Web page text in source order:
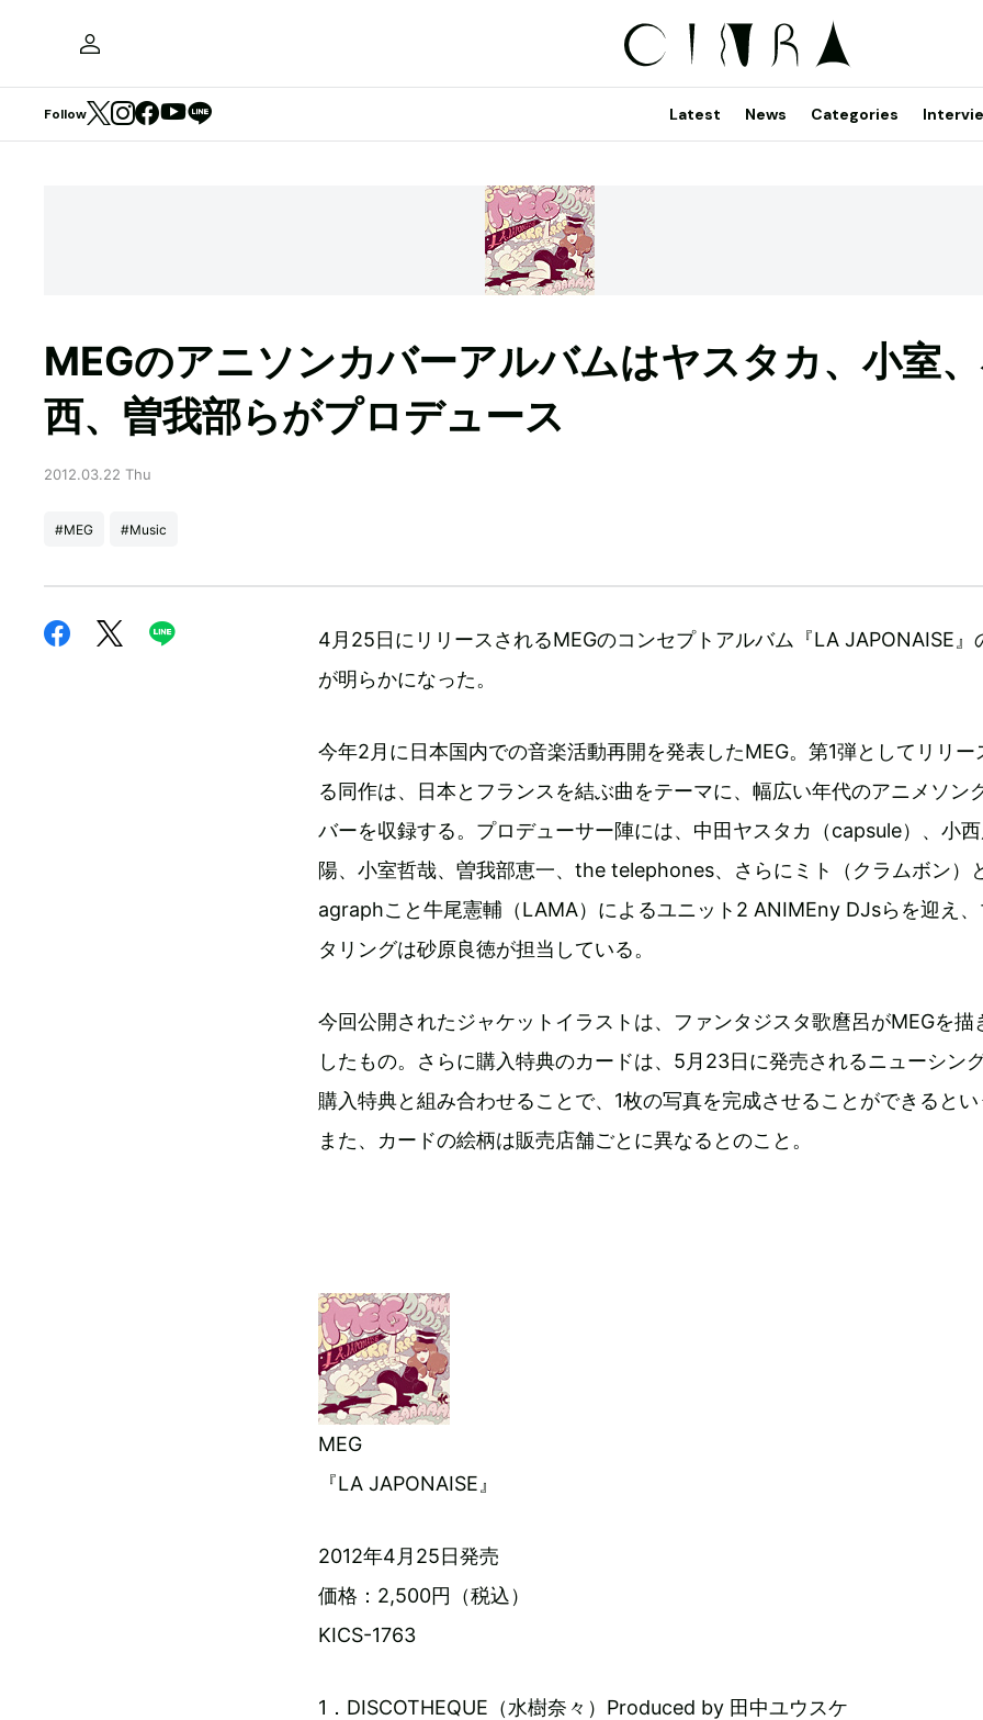
Follow Latest News Categories
MEGのアニソンカバーアルバムはヤスタカ、小室
西、曽我部らがプロデュース
2012.03.22 Thu
#MEG #Music
4月25日にリリースされるMEGのコンセプトアルバム『LA JAPONAISE』
が明らかになった。
今年2月に日本国内での音楽活動再開を発表したMEG。第1弾としてリリー
る同作は、日本とフランスを結ぶ曲をテーマに、幅広い年代のアニメソン
バーを収録する。プロデューサー陣には、中田ヤスタカ（capsule）、小
陽、小室哲哉、曽我部恵一、the telephones、さらにミト（クラムボン）
agraphこと牛尾憲輔（LAMA）によるユニット2 ANIMEny DJsらを迎え
タリングは砂原良徳が担当している。
今回公開されたジャケットイラストは、ファンタジスタ歌麿呂がMEGを描
したもの。さらに購入特典のカードは、5月23日に発売されるニューシン
購入特典と組み合わせることで、1枚の写真を完成させることができると
また、カードの絵柄は販売店舗ごとに異なるとのこと。
MEG
『LA JAPONAISE』
2012年4月25日発売
価格：2,500円（税込）
KICS-1763
1．DISCOTHEQUE（水樹奈々）Produced by 田中ユウスケ